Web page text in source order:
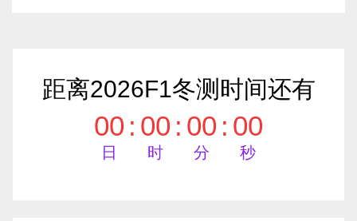
距离2026F1冬测时间还有
00
日
: 00
时
: 00
分
: 00
秒